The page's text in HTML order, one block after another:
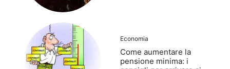
Economia
Come aumentare la
pensione minima: i